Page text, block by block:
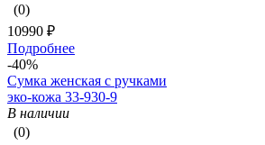
(0)
10990 ₽
Подробнее
-40%
Сумка женская с ручками
эко-кожа 33-930-9
В наличии
(0)